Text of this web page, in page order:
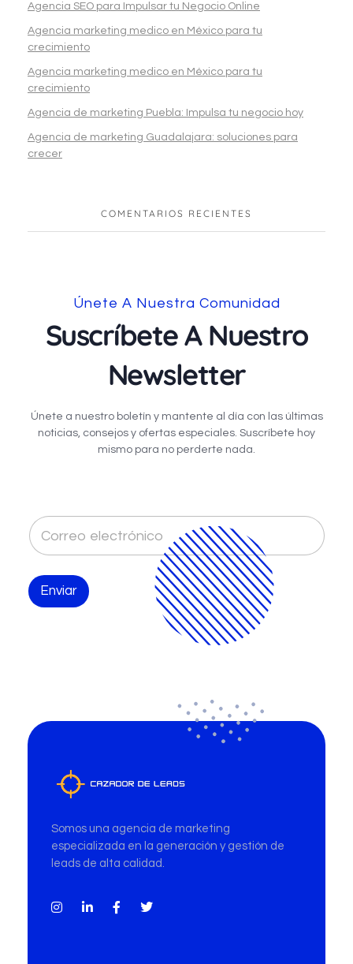
Agencia SEO para Impulsar tu Negocio Online
Agencia marketing medico en México para tu
crecimiento
Agencia marketing medico en México para tu
crecimiento
Agencia de marketing Puebla: Impulsa tu negocio hoy
Agencia de marketing Guadalajara: soluciones para
crecer
COMENTARIOS RECIENTES
Únete A Nuestra Comunidad
Suscríbete A Nuestro
Newsletter
Únete a nuestro boletín y mantente al día con las últimas
noticias, consejos y ofertas especiales. Suscríbete hoy
mismo para no perderte nada.
C
o
e
o
i
Enviar
Somos una agencia de marketing
especializada en la generación y gestión de
leads de alta calidad.